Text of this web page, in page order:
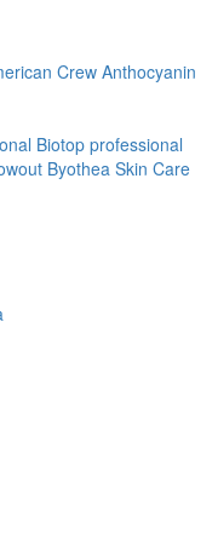
CrewAnthocyanin
Biotop professional
Byothea Skin Care